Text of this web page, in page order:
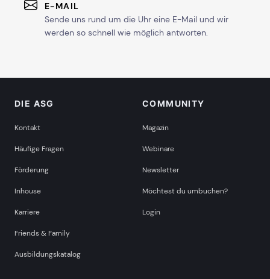
E-MAIL
Sende uns rund um die Uhr eine E-Mail und wir
werden so schnell wie möglich antworten.
DIE ASG
Kontakt
Häufige Fragen
Förderung
Inhouse
Karriere
Friends & Family
Ausbildungskatalog
COMMUNITY
Magazin
Webinare
Newsletter
Möchtest du umbuchen?
Login